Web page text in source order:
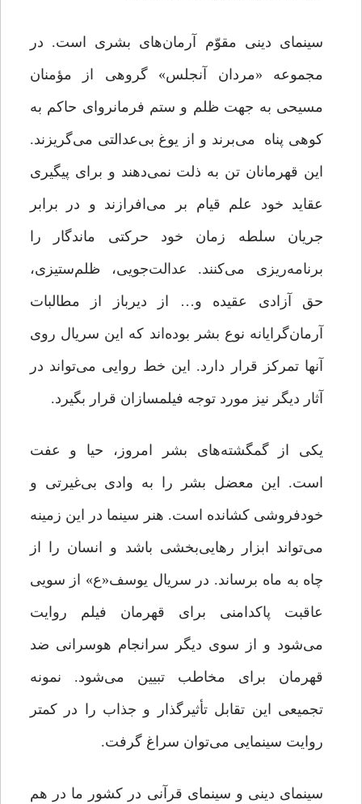
سینمای دینی مقوّم آرمان‌های بشری است. در
مجموعه «مردان آنجلس» گروهی از مؤمنان
مسیحی به جهت ظلم و ستم فرمانروای حاکم به
کوهی پناه می‌برند و از یوغ بی‌عدالتی می‌گریزند.
این قهرمانان تن به ذلت نمی‌دهند و برای پیگیری
عقاید خود علم قیام بر می‌افرازند و در برابر
جریان سلطه زمان خود حرکتی ماندگار را
برنامه‌ریزی می‌کنند. عدالت‌جویی، ‌ظلم‌ستیزی،
‌حق آزادی عقیده و… از دیرباز از مطالبات
آرمان‌گرایانه نوع بشر بوده‌اند که این سریال روی
آنها تمرکز قرار دارد. این خط روایی می‌تواند در
آثار دیگر نیز مورد توجه فیلمسازان قرار بگیرد.
یکی از گمگشته‌های بشر امروز، حیا و عفت
است. این معضل بشر را به وادی بی‌غیرتی و
خودفروشی کشانده است. هنر سینما در این زمینه
می‌تواند ابزار رهایی‌بخشی باشد و انسان را از
چاه به ماه برساند. در سریال یوسف«ع» از سویی
عاقبت پاکدامنی برای قهرمان فیلم روایت
می‌شود و از سوی دیگر سرانجام هوسرانی ضد
قهرمان برای مخاطب تبیین می‌شود. نمونه
تجمیعی این تقابل تأثیرگذار و جذاب را در کمتر
روایت سینمایی می‌توان سراغ گرفت.
سینمای دینی و سینمای قرآنی در کشور ما در هم